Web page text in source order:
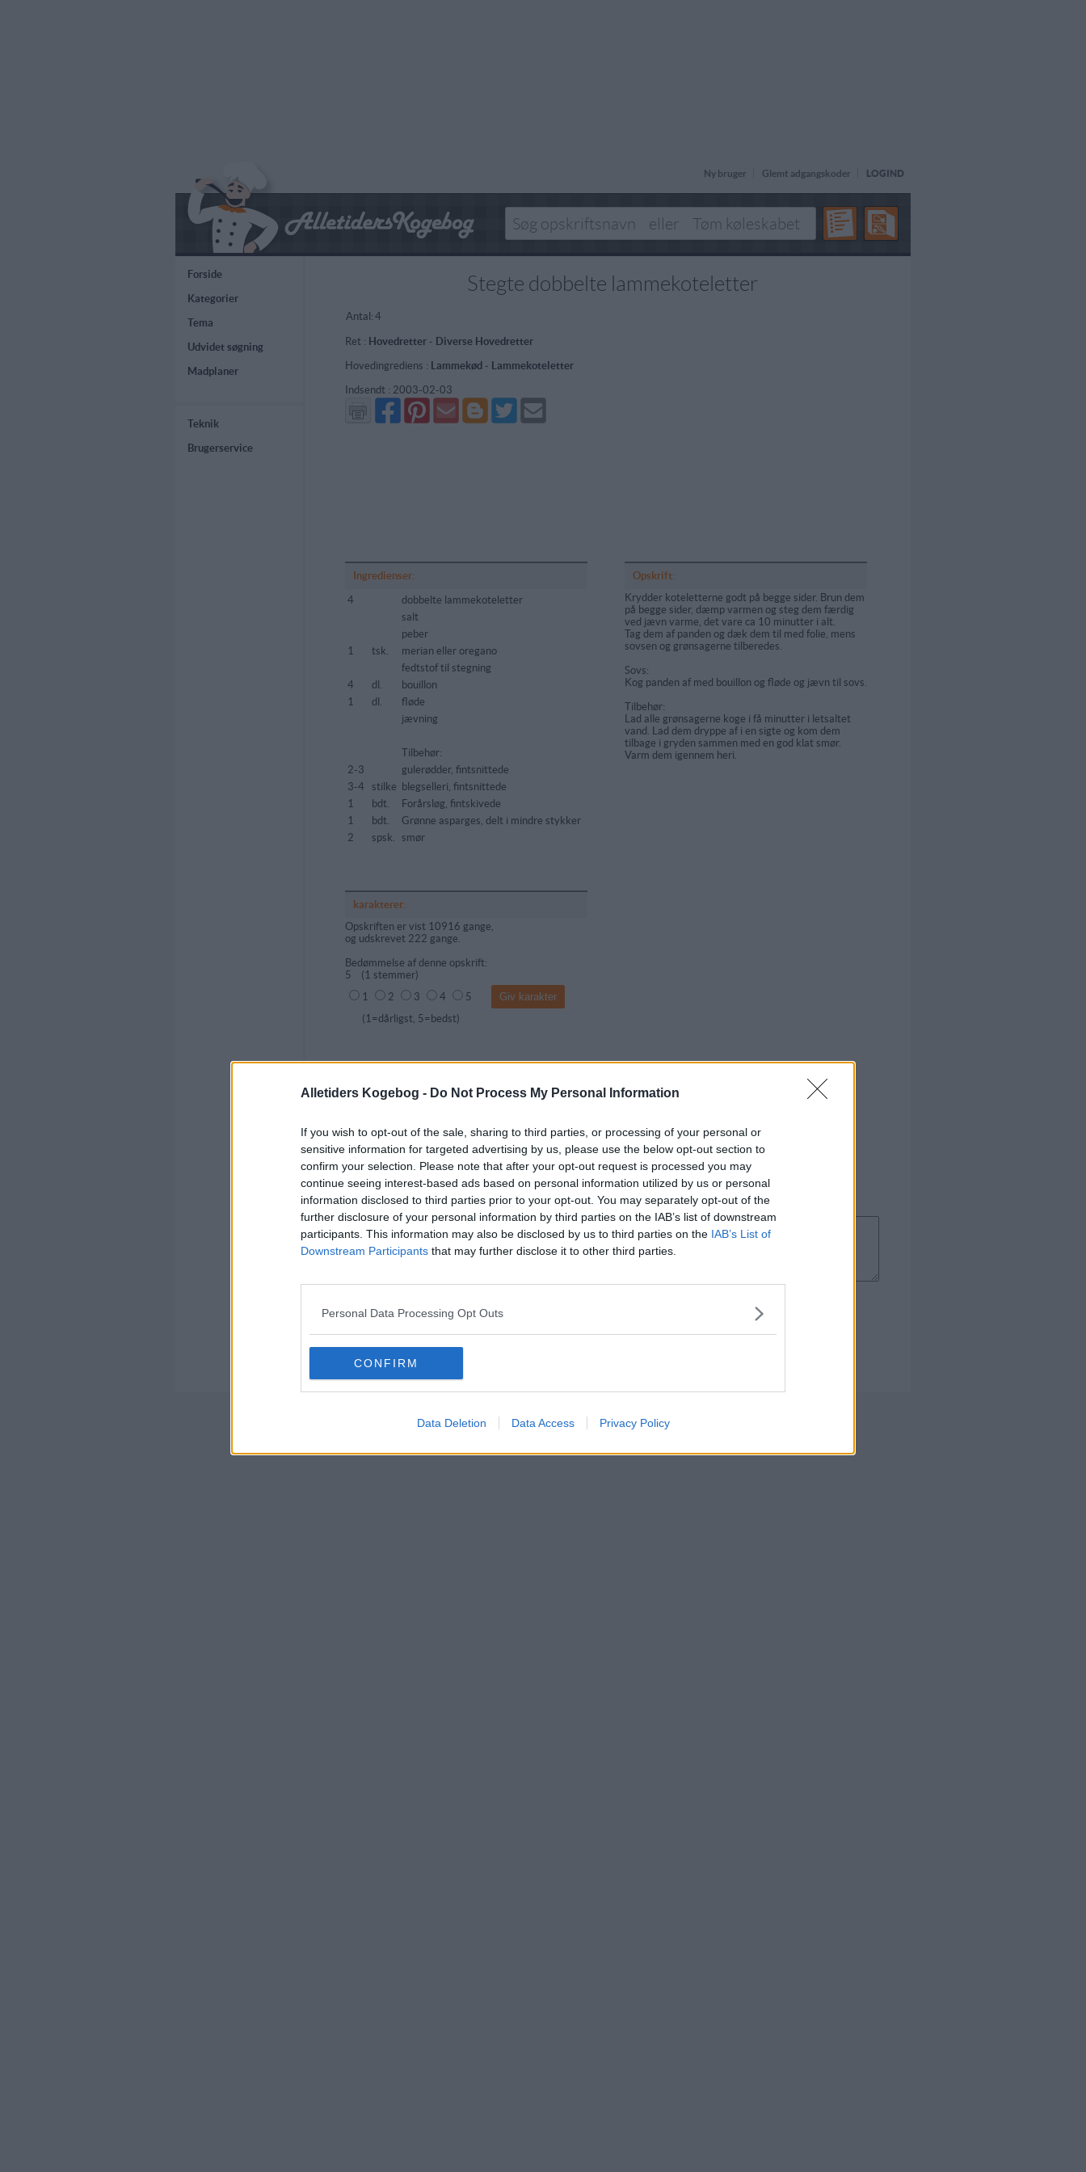
Alletiders Kogebog - Do Not Process My Personal Information
If you wish to opt-out of the sale, sharing to third parties, or processing of your personal or
sensitive information for targeted advertising by us, please use the below opt-out section to
confirm your selection. Please note that after your opt-out request is processed you may
continue seeing interest-based ads based on personal information utilized by us or personal
information disclosed to third parties prior to your opt-out. You may separately opt-out of the
further disclosure of your personal information by third parties on the IAB’s list of downstream
participants. This information may also be disclosed by us to third parties on the IAB’s List of
Downstream Participants that may further disclose it to other third parties.
Personal Data Processing Opt Outs
CONFIRM
Data Deletion Data Access Privacy Policy
Ny bruger Glemt adgangskoder LOGIND
Forside
Kategorier
Tema
Udvidet søgning
Madplaner
Teknik
Brugerservice
Stegte dobbelte lammekoteletter
Antal: 4
Ret : Hovedretter- Diverse Hovedretter
Hovedingrediens : Lammekød - Lammekoteletter
Indsendt : 2003-02-03
Del
på
Facebook
Del
på
Pinterest
Send
via
GMail
Del
på
Blogger
Del
på
Twitter
Send
mail
Ingredienser:
4
dobbelte lammekoteletter
salt
peber
1
tsk.
merian eller oregano
fedtstof til stegning
4
dl.
bouillon
1
dl.
fløde
jævning
Tilbehør:
2-3
gulerødder, fintsnittede
3-4
stilke blegselleri, fintsnittede
1
bdt.
Forårsløg, fintskivede
1
bdt.
Grønne asparges, delt i mindre stykker
2
spsk. smør
Opskrift:
Krydder koteletterne godt på begge sider. Brun dem
på begge sider, dæmp varmen og steg dem færdig
ved jævn varme, det vare ca 10 minutter i alt.
Tag dem af panden og dæk dem til med folie, mens
sovsen og grønsagerne tilberedes.
Sovs:
Kog panden af med bouillon og fløde og jævn til sovs.
Tilbehør:
Lad alle grønsagerne koge i få minutter i letsaltet
vand. Lad dem dryppe af i en sigte og kom dem
tilbage i gryden sammen med en god klat smør.
Varm dem igennem heri.
karakterer:
Opskriften er vist 10916 gange,
og udskrevet 222 gange.
Bedømmelse af denne opskrift:
5 ( 1 stemmer)
1
2 3 4
5
(1=dårligst, 5=bedst)
Kommentar fra:
Kommentar:
Kommentaren skal godkendes før den bliver synlig
Kommentarer